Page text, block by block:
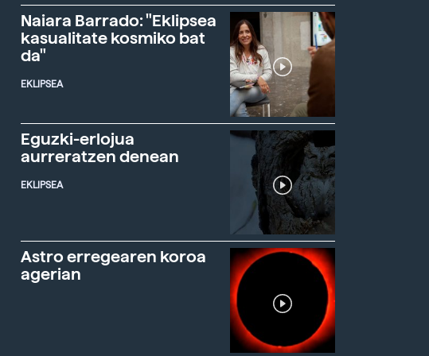
Naiara Barrado: "Eklipsea
kasualitate kosmiko bat
da"
EKLIPSEA
Eguzki-erlojua
aurreratzen denean
EKLIPSEA
Astro erregearen koroa
agerian